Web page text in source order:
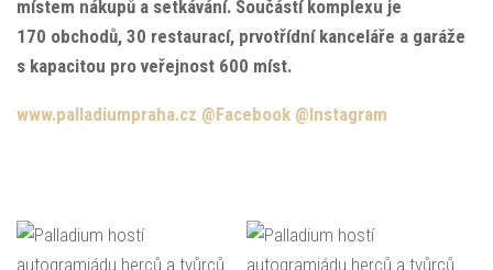
místem nákupů a setkávání. Součástí komplexu je
170 obchodů, 30 restaurací, prvotřídní kanceláře a garáže
s kapacitou pro veřejnost 600 míst.
www.palladiumpraha.cz @Facebook @Instagram